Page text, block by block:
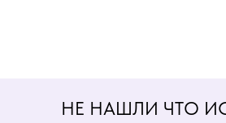
НЕ НАШЛИ ЧТО